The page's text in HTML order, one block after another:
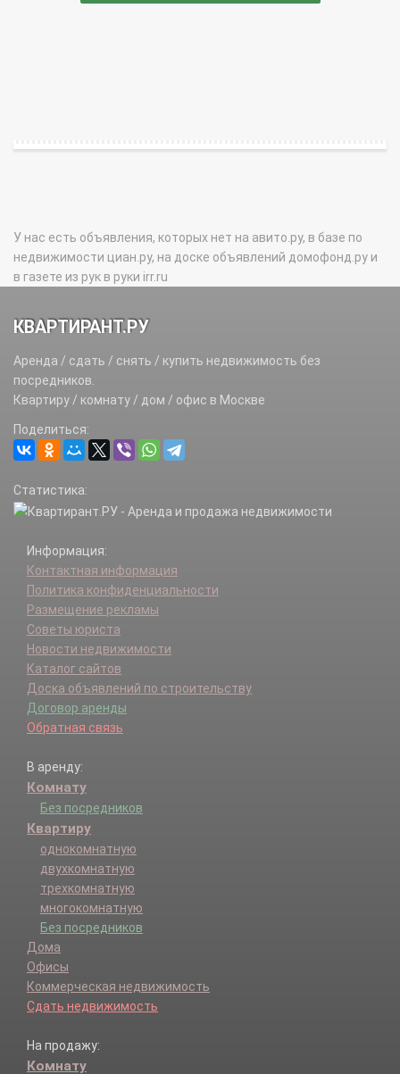
У нас есть объявления, которых нет на авито.ру, в базе по
недвижимости циан.ру, на доске объявлений домофонд.ру и
в газете из рук в руки irr.ru
КВАРТИРАНТ.РУ
Аренда / сдать / снять / купить недвижимость без
посредников.
Квартиру / комнату / дом / офис в Москве
Поделиться:
Статистика:
Информация:
Контактная информация
Политика конфиденциальности
Размещение рекламы
Советы юриста
Новости недвижимости
Каталог сайтов
Доска объявлений по строительству
Договор аренды
Обратная связь
В аренду:
Комнату
Без посредников
Квартиру
однокомнатную
двухкомнатную
трехкомнатную
многокомнатную
Без посредников
Дома
Офисы
Коммерческая недвижимость
Сдать недвижимость
На продажу:
Комнату